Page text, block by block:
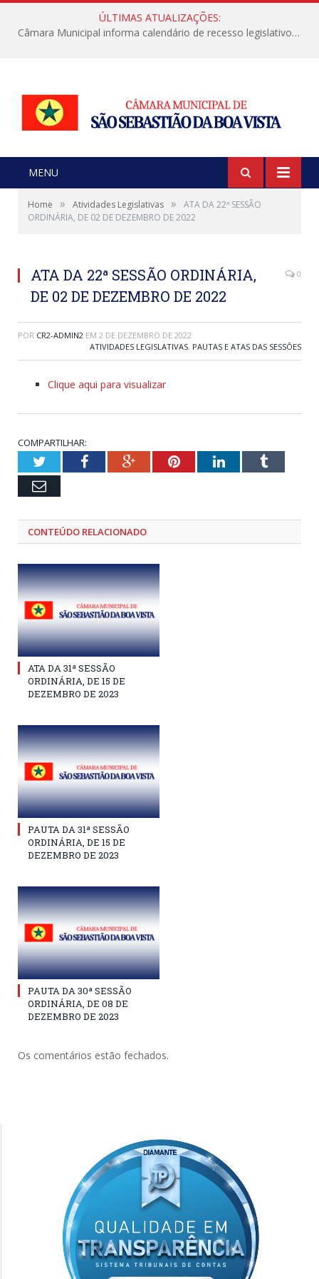
ÚLTIMAS ATUALIZAÇÕES:
Câmara Municipal informa calendário de recesso legislativo de julho
MENU
Home » Atividades Legislativas »
ATA DA 22ª SESSÃO
ORDINÁRIA, DE 02 DE DEZEMBRO DE 2022
ATA DA 22ª SESSÃO ORDINÁRIA,
DE 02 DE DEZEMBRO DE 2022
0
POR CR2-ADMIN2 EM 2 DE DEZEMBRO DE 2022
ATIVIDADES LEGISLATIVAS, PAUTAS E ATAS DAS SESSÕES
Clique aqui para visualizar
COMPARTILHAR:
TwitterFacebookGoogle+PinterestLinkedInTumblr
Email
CONTEÚDO RELACIONADO
ATA DA 31ª SESSÃO
ORDINÁRIA, DE 15 DE
DEZEMBRO DE 2023
PAUTA DA 31ª SESSÃO
ORDINÁRIA, DE 15 DE
DEZEMBRO DE 2023
PAUTA DA 30ª SESSÃO
ORDINÁRIA, DE 08 DE
DEZEMBRO DE 2023
Os comentários estão fechados.